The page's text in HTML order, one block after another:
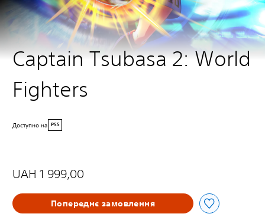
Captain Tsubasa 2: World
Fighters
Доступно на PS5
UAH 1 999,00
Попереднє замовлення